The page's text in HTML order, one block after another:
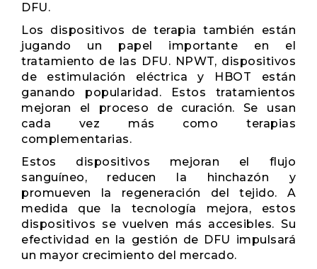
DFU.
Los dispositivos de terapia también están
jugando un papel importante en el
tratamiento de las DFU. NPWT, dispositivos
de estimulación eléctrica y HBOT están
ganando popularidad. Estos tratamientos
mejoran el proceso de curación. Se usan
cada vez más como terapias
complementarias.
Estos dispositivos mejoran el flujo
sanguíneo, reducen la hinchazón y
promueven la regeneración del tejido. A
medida que la tecnología mejora, estos
dispositivos se vuelven más accesibles. Su
efectividad en la gestión de DFU impulsará
un mayor crecimiento del mercado.